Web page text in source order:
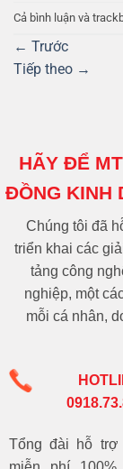
Cả bình luận và
← Trước
Tiếp theo →
HÃY ĐỂ
ĐỒNG KINH
Chúng tôi đã
triển khai các
tảng công
nghiệp, một
mỗi cá nhân,
Tổng đài hỗ